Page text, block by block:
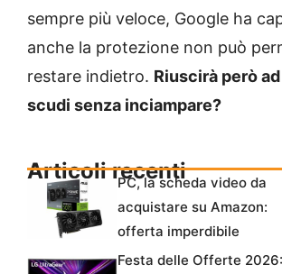
sempre più veloce, Google ha
anche la protezione non può
restare indietro. Riuscirà però
scudi senza inciampare?
Articoli recentiPC, la scheda video da
acquistare su Amazon:
offerta imperdibile
Festa delle Offerte 2026: